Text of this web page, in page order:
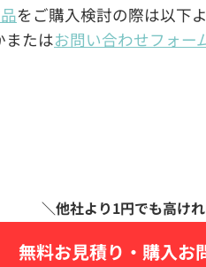
をご購入検討の際は以下
またはお問い合わせフォー
無料お見積り・ 購入お